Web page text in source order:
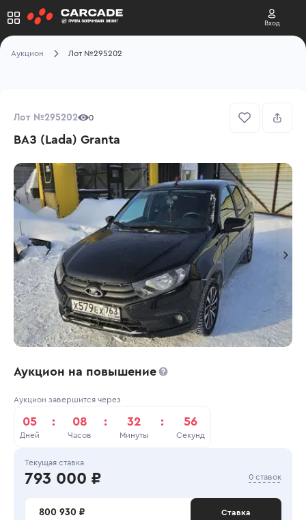
Вход
Аукцион Лот №295202
Лот №295202 0
ВАЗ (Lada) Granta
Аукцион на повышение
Аукцион завершится через
05
Дней
: 08
Часов
: 32
Минуты
: 56
Секунд
Текущая ставка
793 000 ₽ 0 ставок
800 930 ₽ Ставка